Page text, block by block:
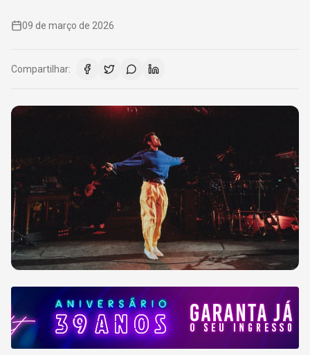
09 de março de 2026
Compartilhar: